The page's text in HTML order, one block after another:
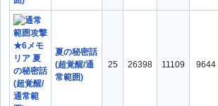
夏の秘密話
(超覚醒/通
常範囲)
25 26398 11109 9644